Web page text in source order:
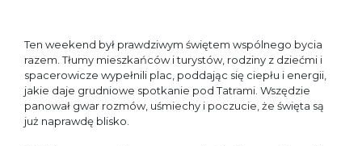
Ten weekend był prawdziwym świętem wspólnego bycia
razem. Tłumy mieszkańców i turystów, rodziny z dziećmi i
spacerowicze wypełnili plac, poddając się ciepłu i energii,
jakie daje grudniowe spotkanie pod Tatrami. Wszędzie
panował gwar rozmów, uśmiechy i poczucie, że święta są
już naprawdę blisko.